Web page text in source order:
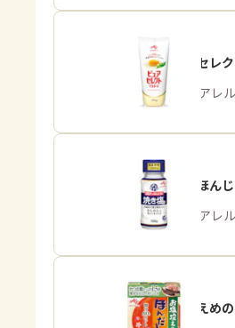
「ピュアセレク
商品・アレ
「瀬戸のほん
商品・アレ
「お塩控えめの